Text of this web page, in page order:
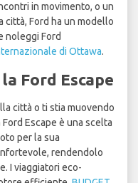
in movimento, o un
città, Ford ha un modello
noleggi Ford
di Ottawa.
Ford Escape
città o ti stia muovendo
Escape è una scelta
per la sua
rendendolo
I viaggiatori eco-